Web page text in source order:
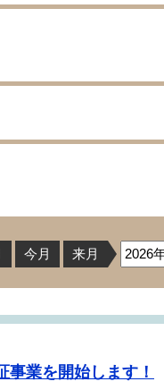
今月 来月
業を開始します！